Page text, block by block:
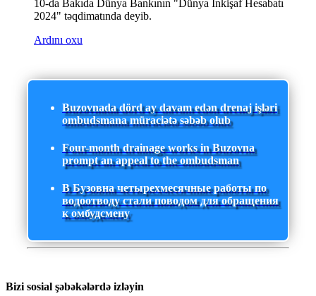
10-da Bakıda Dünya Bankının "Dünya İnkişaf Hesabatı
2024" təqdimatında deyib.
Ardını oxu
Buzovnada dörd ay davam edən drenaj işləri
ombudsmana müraciətə səbəb olub
Four-month drainage works in Buzovna
prompt an appeal to the ombudsman
В Бузовна четырехмесячные работы по
водоотводу стали поводом для обращения
к омбудсмену
Bizi sosial şəbəkələrdə izləyin